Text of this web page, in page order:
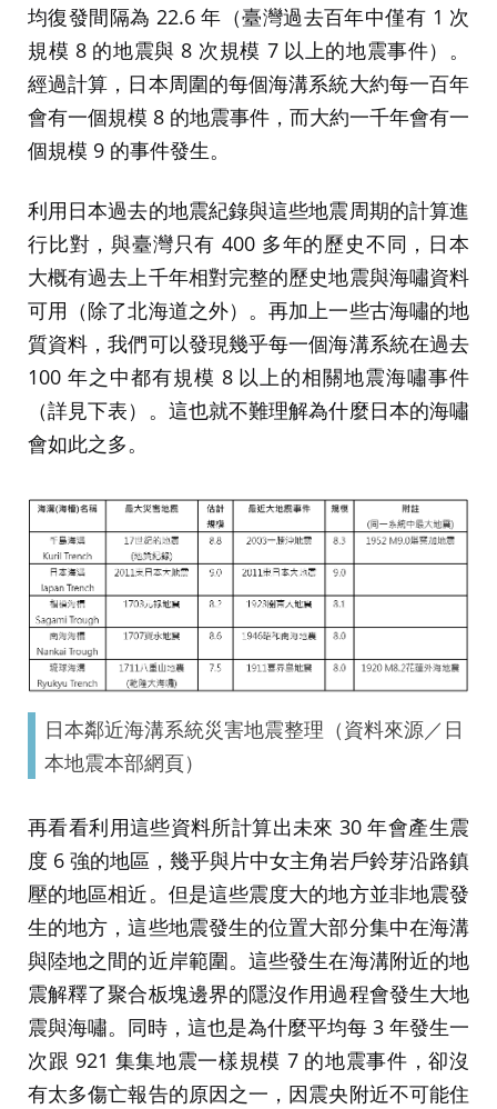
均復發間隔為 22.6 年（臺灣過去百年中僅有 1 次
規模 8 的地震與 8 次規模 7 以上的地震事件）。
經過計算，日本周圍的每個海溝系統大約每一百年
會有一個規模 8 的地震事件，而大約一千年會有一
個規模 9 的事件發生。
利用日本過去的地震紀錄與這些地震周期的計算進
行比對，與臺灣只有 400 多年的歷史不同，日本
大概有過去上千年相對完整的歷史地震與海嘯資料
可用（除了北海道之外）。再加上一些古海嘯的地
質資料，我們可以發現幾乎每一個海溝系統在過去
100 年之中都有規模 8 以上的相關地震海嘯事件
（詳見下表）。這也就不難理解為什麼日本的海嘯
會如此之多。
日本鄰近海溝系統災害地震整理（資料來源／日
本地震本部網頁）
再看看利用這些資料所計算出未來 30 年會產生震
度 6 強的地區，幾乎與片中女主角岩戶鈴芽沿路鎮
壓的地區相近。但是這些震度大的地方並非地震發
生的地方，這些地震發生的位置大部分集中在海溝
與陸地之間的近岸範圍。這些發生在海溝附近的地
震解釋了聚合板塊邊界的隱沒作用過程會發生大地
震與海嘯。同時，這也是為什麼平均每 3 年發生一
次跟 921 集集地震一樣規模 7 的地震事件，卻沒
有太多傷亡報告的原因之一，因震央附近不可能住